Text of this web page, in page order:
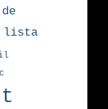
lista